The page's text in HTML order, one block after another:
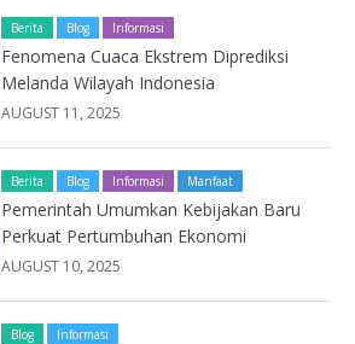
Berita Blog Informasi
Fenomena Cuaca Ekstrem Diprediksi
Melanda Wilayah Indonesia
AUGUST 11, 2025
Berita Blog Informasi Manfaat
Pemerintah Umumkan Kebijakan Baru
Perkuat Pertumbuhan Ekonomi
AUGUST 10, 2025
Blog Informasi